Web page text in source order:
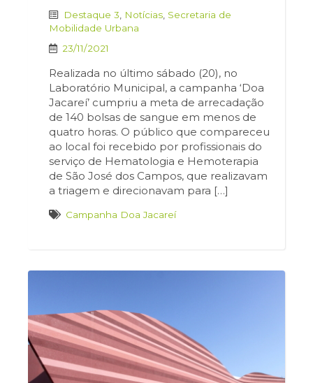
Destaque 3 Notícias Secretaria de
Mobilidade Urbana
23/11/2021
Realizada no último sábado (20), no
Laboratório Municipal, a campanha ‘Doa
Jacareí’ cumpriu a meta de arrecadação
de 140 bolsas de sangue em menos de
quatro horas. O público que compareceu
ao local foi recebido por profissionais do
serviço de Hematologia e Hemoterapia
de São José dos Campos, que realizavam
a triagem e direcionavam para […]
Campanha Doa Jacareí